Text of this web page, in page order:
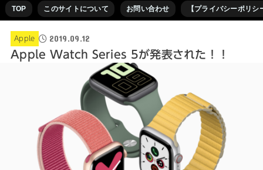
TOP このサイトについて お問い合わせ 【プライバシーポリシ
Apple 2019.09.12
Apple Watch Series 5が発表された！！